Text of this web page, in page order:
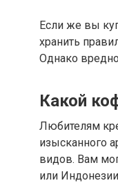
Если же вы
хранить
Однако
Какой
Любителям
изысканного
видов. Вам
или